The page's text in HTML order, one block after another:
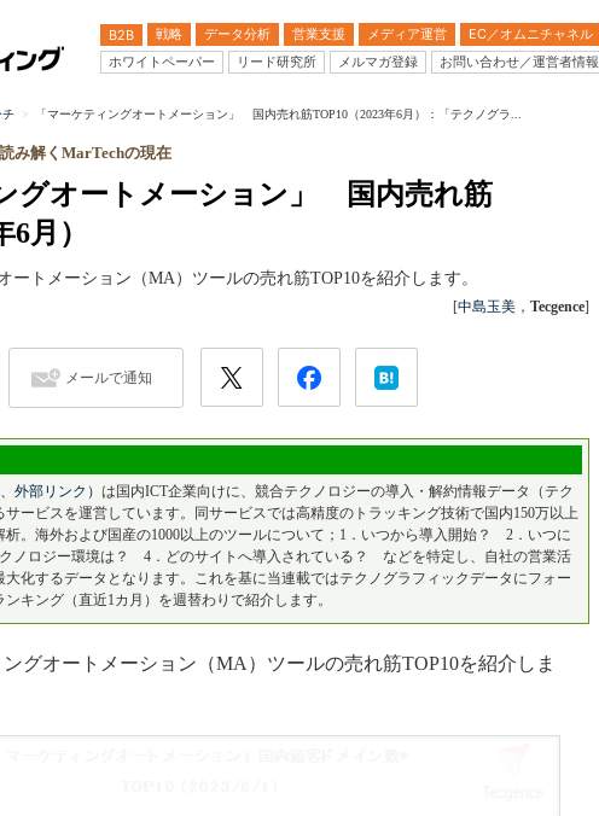
B2B 戦略 データ分析 営業支援 メディア運営 EC／オムニチャネル
ホワイトペーパー
リード研究所 メルマガ登録 お問い合わせ／運営者情報
チ 「マーケティングオートメーション」 国内売れ筋TOP10（2023年6月）：「テクノグラ...
グオートメーション」 国内売れ筋
月）
み解くMarTechの現在
ートメーション（MA）ツールの売れ筋TOP10を紹介します。
[中島玉美 ， Tecgence]
メールで通知
外部リンク） は国内ICT企業向けに、競合テクノロジーの導入・解約情報データ（テク
サービスを運営しています。同サービスでは高精度のトラッキング技術で国内150万以上
析。海外および国産の1000以上のツールについて；1．いつから導入開始？ 2．いつに
ノロジー環境は？ 4．どのサイトへ導入されている？ などを特定し、自社の営業活
化するデータとなります。これを基に当連載ではテクノグラフィックデータにフォー
キング（直近1カ月）を週替わりで紹介します。
グオートメーション（MA）ツールの売れ筋TOP10を紹介しま